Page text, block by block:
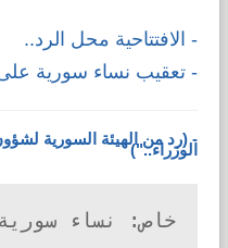
- الافتتاحية محل الرد..
- تعقيب نساء سورية
- (رد من الهيئة السورية
الوزراء..")
خاص: نساء سورية